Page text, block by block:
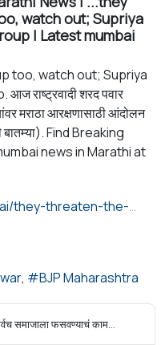
watch out; Supriya
| Latest mumbai
too, watch out; Supriya
राष्ट्रवादी शरद पवार
मराठा आरक्षणासाठी आंदोलन
Find Breaking
news in Marathi at
https://www.lokmat.com/mumbai/they-threaten-the-shinde-group-too-watch-out-supriya-sule-requested-ajit-pawar-group-a-a941/
BJP Maharashtra
फसवण्याचं काम...